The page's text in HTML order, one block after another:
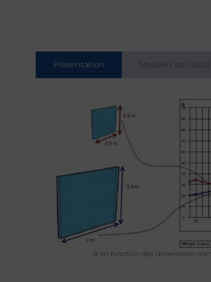
Présentation Modèles de calcul
R en fonction des dimensions